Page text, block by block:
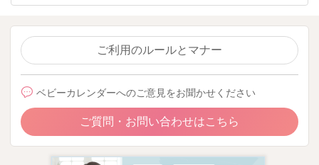
ご利用のルールとマナー
ベビーカレンダーへのご意見をお聞かせください
ご質問・お問い合わせはこちら